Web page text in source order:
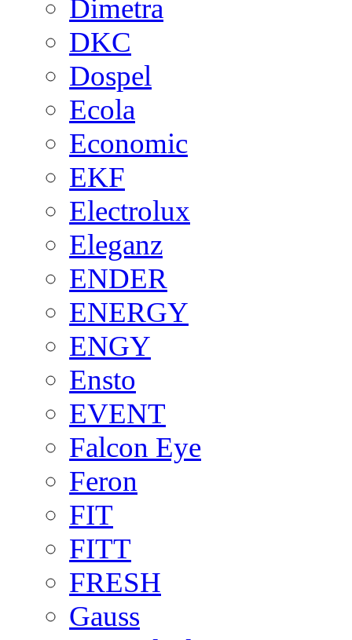
Dimetra
DKC
Dospel
Ecola
Economic
EKF
Electrolux
Eleganz
ENDER
ENERGY
ENGY
Ensto
EVENT
Falcon Eye
Feron
FIT
FITT
FRESH
Gauss